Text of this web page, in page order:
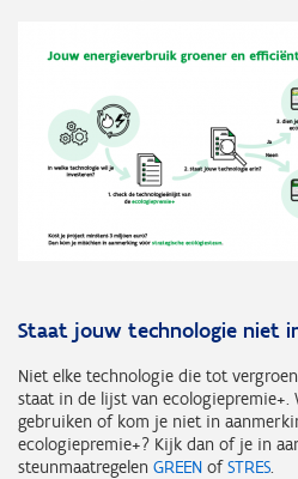
Staat jouw technologie niet
Niet elke technologie die tot
staat in de lijst van ecologiepremie+.
gebruiken of kom je niet in
ecologiepremie+? Kijk dan of je in
steunmaatregelen GREEN ofSTRES.